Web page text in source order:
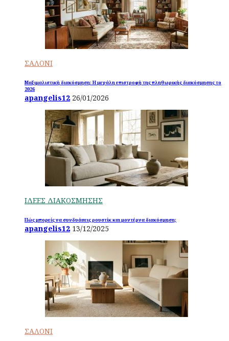
ΣΑΛΟΝΙ
Μαξιμαλιστική διακόσμηση: Η μεγάλη επιστροφή της πληθωρικής διακόσμησης το
2026
apangelis12 26/01/2026
ΙΔΕΕΣ ΔΙΑΚΟΣΜΗΣΗΣ
Πώς μπορείς να συνδυάσεις ρουστίκ και μοντέρνα διακόσμηση;
apangelis12 13/12/2025
ΣΑΛΟΝΙ